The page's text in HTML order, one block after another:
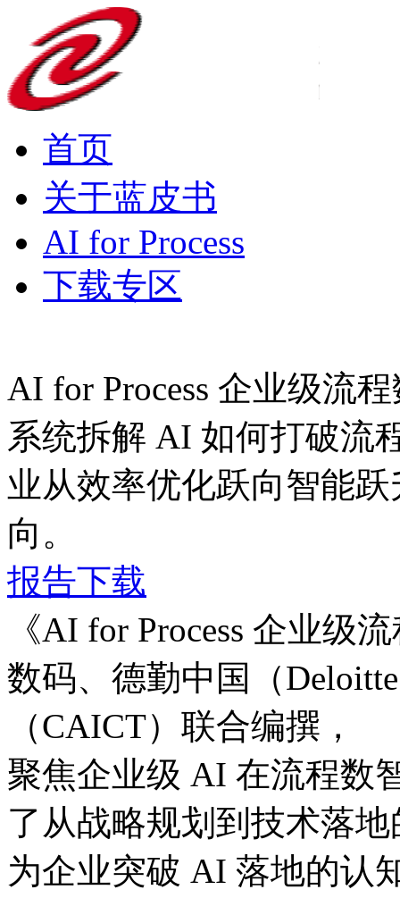
首页
关于蓝皮书
AI for Process
下载专区
AI for Process 企业级流
系统拆解 AI 如何打破流程
业从效率优化跃向智能跃
向。
报告下载
《AI for Process 企业级
数码、德勤中国（
（CAICT）联合编撰，
聚焦企业级 AI 在流程数智
了从战略规划到技术落地
为企业突破 AI 落地的认